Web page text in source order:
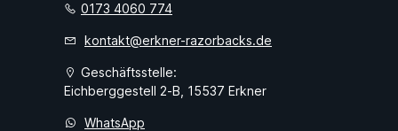
0173 4060 774
kontakt@erkner-razorbacks.de
Geschäftsstelle:
Eichberggestell 2-B, 15537 Erkner
WhatsApp